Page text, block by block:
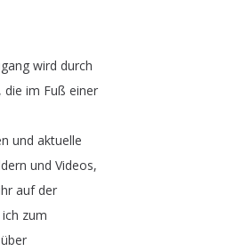
wird durch
, die im Fuß einer
und aktuelle
und Videos,
auf der
ich zum
über